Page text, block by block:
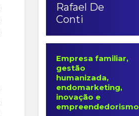
Rafael De
Conti
Empresa familiar,
gestão
humanizada,
endomarketing,
inovação e
empreendedorismo